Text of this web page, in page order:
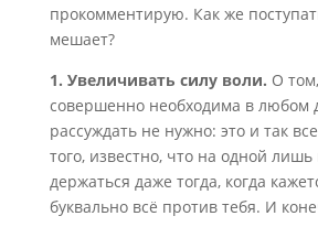
прокомментирую. Как же
мешает?
1. Увеличивать силу воли. О
совершенно необходима в любом
рассуждать не нужно: это и так
того, известно, что на одной
держаться даже тогда, когда
буквально всё против тебя. И